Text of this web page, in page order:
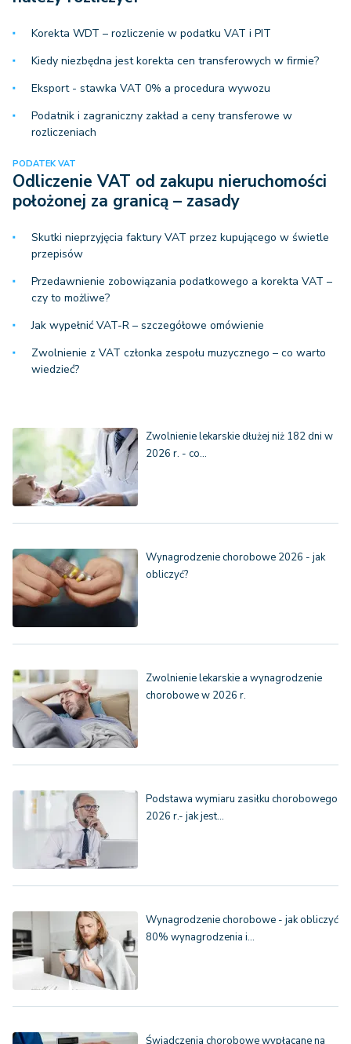
Korekta WDT – rozliczenie w podatku VAT i PIT
Kiedy niezbędna jest korekta cen transferowych w firmie?
Eksport - stawka VAT 0% a procedura wywozu
Podatnik i zagraniczny zakład a ceny transferowe w
rozliczeniach
PODATEK VAT
Odliczenie VAT od zakupu nieruchomości
położonej za granicą – zasady
Skutki nieprzyjęcia faktury VAT przez kupującego w świetle
przepisów
Przedawnienie zobowiązania podatkowego a korekta VAT –
czy to możliwe?
Jak wypełnić VAT-R – szczegółowe omówienie
Zwolnienie z VAT członka zespołu muzycznego – co warto
wiedzieć?
Zwolnienie lekarskie dłużej niż 182 dni w
2026 r. - co…
Wynagrodzenie chorobowe 2026 - jak
obliczyć?
Zwolnienie lekarskie a wynagrodzenie
chorobowe w 2026 r.
Podstawa wymiaru zasiłku chorobowego
2026 r.- jak jest…
Wynagrodzenie chorobowe - jak obliczyć
80% wynagrodzenia i…
Świadczenia chorobowe wypłacane na